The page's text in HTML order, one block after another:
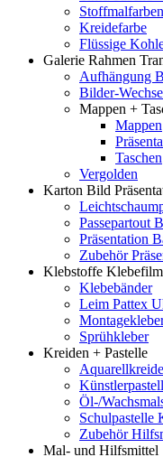
Stoffmalfarben
Kreidefarbe
Flüssige
Galerie Rahmen
Aufhängung
Bilder-
Mappen +
Mappen
Taschen
Vergolden
Karton Bild
Passepartout
Präsentation
Zubehör
Klebstoffe
Klebebänder
Leim Pattex
Sprühkleber
Kreiden + Pastelle
Aquarellkreide
Öl-/
Schulpastelle
Zubehör
Mal- und Hilfsmittel